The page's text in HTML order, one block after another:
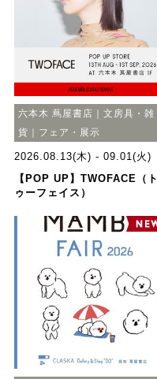
六本木 蔦屋書店｜文房具・雑
貨｜フェア・展示
2026.08.13(木) - 09.01(火)
【POP UP】TWOFACE（ト
ゥーフェイス）